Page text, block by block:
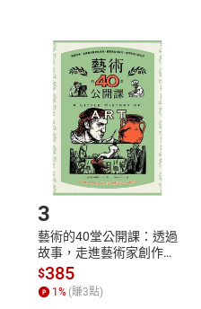
所銷售之商品為電子書，
樂天市場，並於「我的訂單
過後將為您辦理退款事宜。
/退貨，恕無法以單支商品取
登入帳號
Login
Step2.登入
3
藝術的40堂公開課：透過
故事，走進藝術家創作現
場，看藝術如何誕生、如
何形塑人類生活【電子
書】
$385
1 % (賺3點)